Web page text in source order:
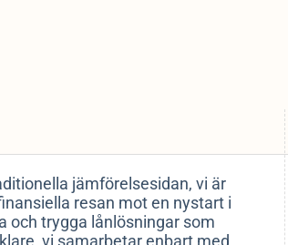
jämförelsesidan, vi är
resan mot en nystart i
och trygga lånlösningar som
vi samarbetar enbart med